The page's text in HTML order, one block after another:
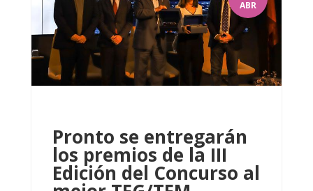
Pronto se entregarán
los premios de la III
Edición del Concurso al
ABR